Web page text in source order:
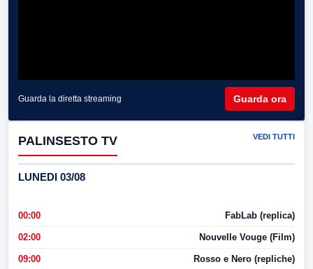
Guarda la diretta streaming Guarda ora
PALINSESTO TV VEDI TUTTI
LUNEDI 03/08
00:00 FabLab (replica)
02:00 Nouvelle Vouge (Film)
09:00 Rosso e Nero (repliche)